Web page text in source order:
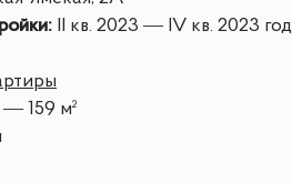
: II кв. 2023 — IV кв. 2023 год
159 м²